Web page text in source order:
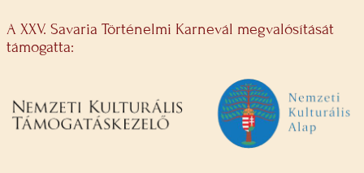
A XXV. Savaria Történelmi Karnevál megvalósítását
támogatta: